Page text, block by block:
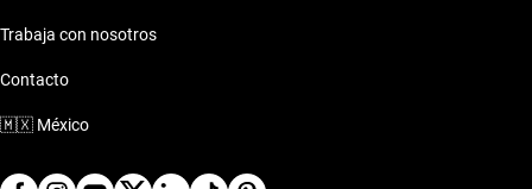
Trabaja con nosotros
Contacto
🇲🇽 México